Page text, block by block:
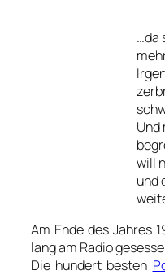
…da
Und
will
und
Am Ende des Jahres
lang am Radio
Die hundert besten